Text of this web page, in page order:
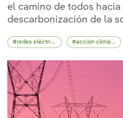
el camino de todos hacia
descarbonización de la
redes eléctricas acción climática